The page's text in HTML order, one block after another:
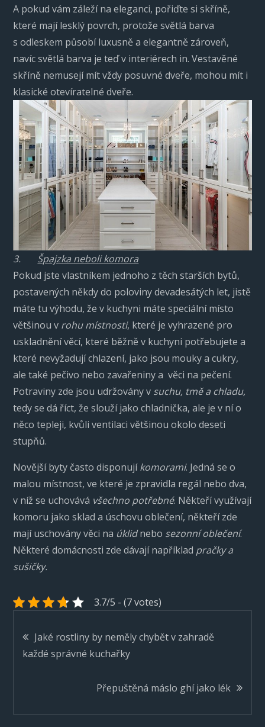
A pokud vám záleží na eleganci, pořiďte si skříně,
které mají lesklý povrch, protože světlá barva
s odleskem působí luxusně a elegantně zároveň,
navíc světlá barva je teď v interiérech in. Vestavěné
skříně nemusejí mít vždy posuvné dveře, mohou mít i
klasické otevíratelné dveře.
3. Špajzka neboli komora
Pokud jste vlastníkem jednoho z těch starších bytů,
postavených někdy do poloviny devadesátých let, jistě
máte tu výhodu, že v kuchyni máte speciální místo
většinou v rohu místnosti, které je vyhrazené pro
uskladnění věcí, které běžně v kuchyni potřebujete a
které nevyžadují chlazení, jako jsou mouky a cukry,
ale také pečivo nebo zavařeniny a věci na pečení.
Potraviny zde jsou udržovány v suchu, tmě a chladu,
tedy se dá říct, že slouží jako chladnička, ale je v ní o
něco tepleji, kvůli ventilaci většinou okolo deseti
stupňů.
Novější byty často disponujíkomorami. Jedná se o
malou místnost, ve které je zpravidla regál nebo dva,
v níž se uchovává všechno potřebné. Někteří využívají
komoru jako sklad a úschovu oblečení, někteří zde
mají uschovány věci na úklidnebo sezonní oblečení.
Některé domácnosti zde dávají například pračky a
sušičky.
3.7/5 - (7 votes)
Navigace
pro
příspěvek
Jaké rostliny by neměly chybět v zahradě
každé správné kuchařky
Přepuštěná máslo ghí jako lék